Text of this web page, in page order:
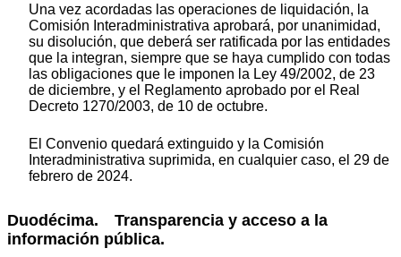
Una vez acordadas las operaciones de liquidación, la
Comisión Interadministrativa aprobará, por unanimidad,
su disolución, que deberá ser ratificada por las entidades
que la integran, siempre que se haya cumplido con todas
las obligaciones que le imponen la Ley 49/2002, de 23
de diciembre, y el Reglamento aprobado por el Real
Decreto 1270/2003, de 10 de octubre.
El Convenio quedará extinguido y la Comisión
Interadministrativa suprimida, en cualquier caso, el 29 de
febrero de 2024.
Duodécima. Transparencia y acceso a la
información pública.